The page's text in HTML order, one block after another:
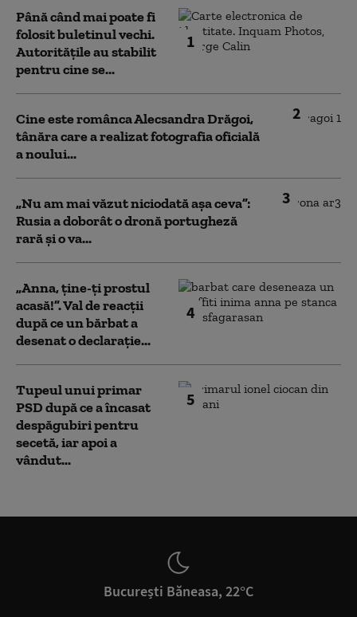
1
Până când mai poate fi
folosit buletinul vechi.
Autoritățile au stabilit
pentru cine se...
2
Cine este românca Alecsandra Drăgoi,
tânăra care a realizat fotografia oficială
a noului...
3
„Nu am mai văzut niciodată așa ceva”:
Rusia a doborât o dronă portugheză
rară și o va...
4
„Anna, ţine-ţi prostul
acasă!”. Val de reacții
după ce un bărbat a
desenat o declarație...
5
Tupeul unui primar
PSD după ce a încasat
despăgubiri pentru
secetă, iar apoi a
vândut...
București Băneasa, 22°C